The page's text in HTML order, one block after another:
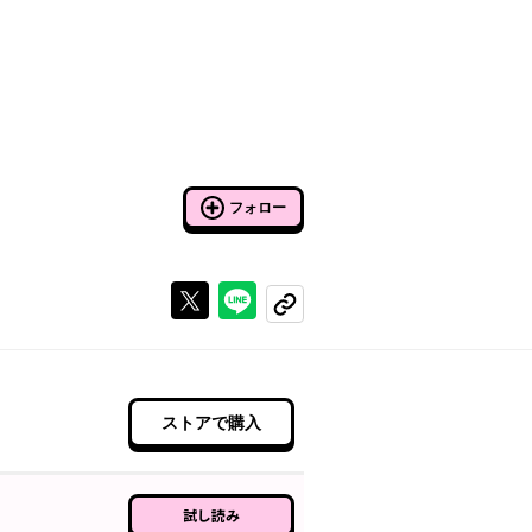
フォロー
Xで投稿するラインでシェアする
コピーする
ストアで購入
試し読み